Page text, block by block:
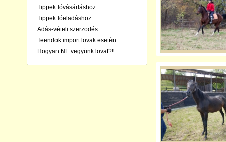
Tippek lóvásárláshoz
Tippek lóeladáshoz
Adás-vételi szerzodés
Teendok import lovak esetén
Hogyan NE vegyünk lovat?!